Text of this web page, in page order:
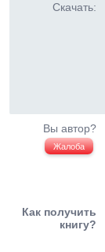
Скачать:
Вы автор?
Жалоба
Как получить
книгу?